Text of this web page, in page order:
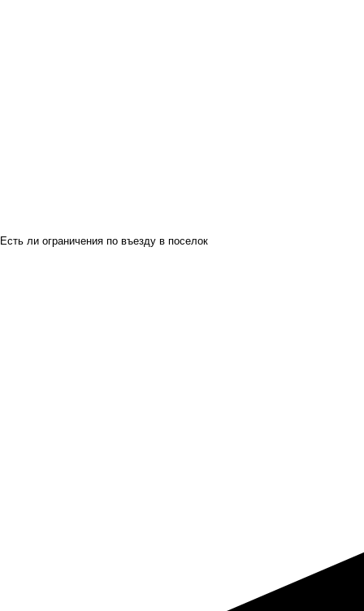
Есть ли ограничения по въезду в поселок